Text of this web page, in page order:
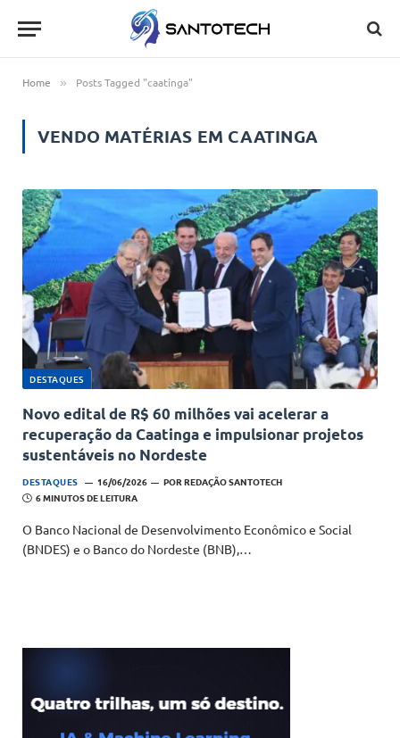
Home » Posts Tagged "caatinga"
VENDO MATÉRIAS EM CAATINGA
DESTAQUES
Novo edital de R$ 60 milhões vai acelerar a
recuperação da Caatinga e impulsionar projetos
sustentáveis no Nordeste
DESTAQUES 16/06/2026 POR REDAÇÃO SANTOTECH
6 MINUTOS DE LEITURA
O Banco Nacional de Desenvolvimento Econômico e Social
(BNDES) e o Banco do Nordeste (BNB),…